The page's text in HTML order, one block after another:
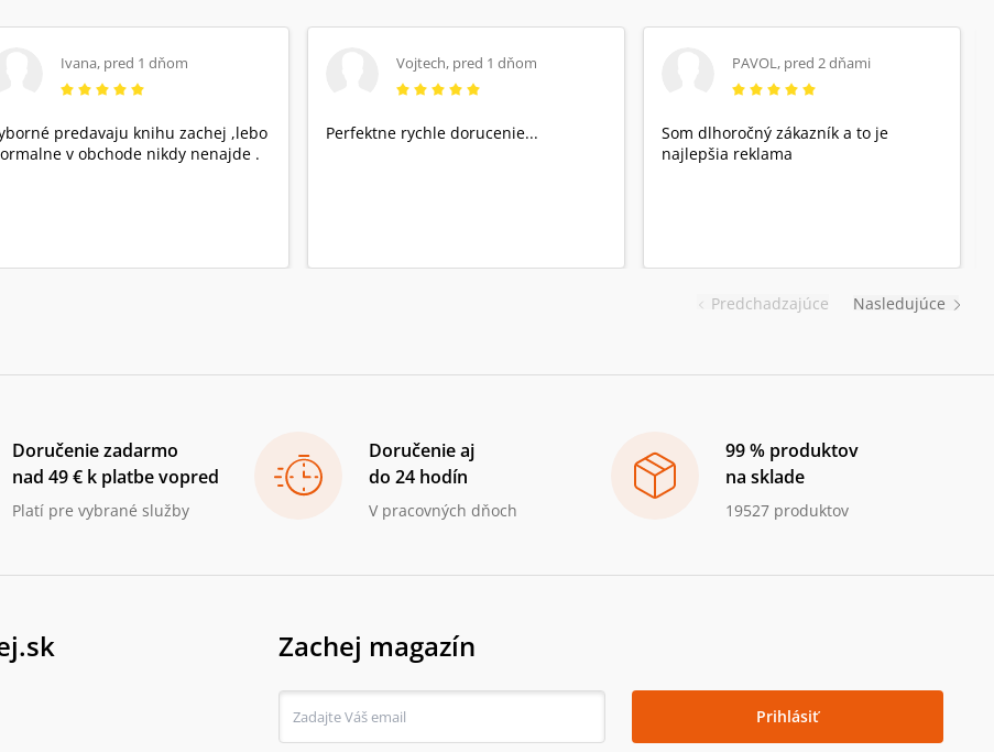
Predchadzajúce
Ivana, pred 1 dňom
predavaju knihu zachej ,lebo
v obchode nikdy nenajde .
Vojtech, pred 1 dňom
Perfektne rychle dorucenie...
PAVOL, pred 2 dňami
Som dlhoročný zákazník a to je
najlepšia reklama
Nasledujúce
Doručenie zadarmo
nad 49 € k platbe vopred
Platí pre vybrané služby
Doručenie aj
do 24 hodín
V pracovných dňoch
99 % produktov
na sklade
19527 produktov
Zachej magazín
Prihlásiť